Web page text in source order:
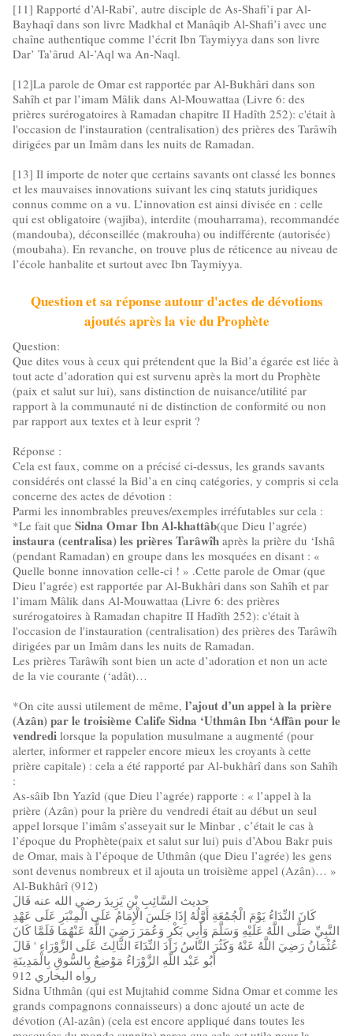
[11] Rapporté d’Al-Rabi’, autre disciple de As-Shafi’i par Al-
Bayhaqî dans son livre Madkhal et Manâqib Al-Shafi’i avec une
chaîne authentique comme l’écrit Ibn Taymiyya dans son livre
Dar’ Ta’ârud Al-’Aql wa An-Naql.
[12]La parole de Omar est rapportée par Al-Bukhâri dans son
Sahîh et par l’imam Mâlik dans Al-Mouwattaa (Livre 6: des
prières surérogatoires à Ramadan chapitre II Hadîth 252): c'était à
l'occasion de l'instauration (centralisation) des prières des Tarâwîh
dirigées par un Imâm dans les nuits de Ramadan.
[13] Il importe de noter que certains savants ont classé les bonnes
et les mauvaises innovations suivant les cinq statuts juridiques
connus comme on a vu. L’innovation est ainsi divisée en : celle
qui est obligatoire (wajiba), interdite (mouharrama), recommandée
(mandouba), déconseillée (makrouha) ou indifférente (autorisée)
(moubaha). En revanche, on trouve plus de réticence au niveau de
l’école hanbalite et surtout avec Ibn Taymiyya.
Question et sa réponse autour d'actes de dévotions
ajoutés après la vie du Prophète
Question:
Que dites vous à ceux qui prétendent que la Bid’a égarée est liée à
tout acte d’adoration qui est survenu après la mort du Prophète
(paix et salut sur lui), sans distinction de nuisance/utilité par
rapport à la communauté ni de distinction de conformité ou non
par rapport aux textes et à leur esprit ?
Réponse :
Cela est faux, comme on a précisé ci-dessus, les grands savants
considérés ont classé la Bid’a en cinq catégories, y compris si cela
concerne des actes de dévotion :
Parmi les innombrables preuves/exemples irréfutables sur cela :
*Le fait que Sidna Omar Ibn Al-khattâb(que Dieu l’agrée)
instaura (centralisa) les prières Tarâwîh après la prière du ‘Ishâ
(pendant Ramadan) en groupe dans les mosquées en disant : «
Quelle bonne innovation celle-ci ! » .Cette parole de Omar (que
Dieu l’agrée) est rapportée par Al-Bukhâri dans son Sahîh et par
l’imam Mâlik dans Al-Mouwattaa (Livre 6: des prières
surérogatoires à Ramadan chapitre II Hadîth 252): c'était à
l'occasion de l'instauration (centralisation) des prières des Tarâwîh
dirigées par un Imâm dans les nuits de Ramadan.
Les prières Tarâwîh sont bien un acte d’adoration et non un acte
de la vie courante (‘adât)…
*On cite aussi utilement de même, l’ajout d’un appel à la prière
(Azân) par le troisième Calife Sidna ‘Uthmân Ibn ‘Affân pour le
vendredi lorsque la population musulmane a augmenté (pour
alerter, informer et rappeler encore mieux les croyants à cette
prière capitale) : cela a été rapporté par Al-bukhârî dans son Sahîh
:
As-sâib Ibn Yazîd (que Dieu l’agrée) rapporte : « l’appel à la
prière (Azân) pour la prière du vendredi était au début un seul
appel lorsque l’imâm s’asseyait sur le Minbar , c’était le cas à
l’époque du Prophète(paix et salut sur lui) puis d’Abou Bakr puis
de Omar, mais à l’époque de Uthmân (que Dieu l’agrée) les gens
sont devenus nombreux et il ajouta un troisième appel (Azân)… »
Al-Bukhârî (912)
حديث السَّائِبِ بْنِ يَزِيدَ رضي الله عنه قَالَ
كَانَ النِّدَاءُ يَوْمَ الْجُمُعَةِ أَوَّلُهُ إِذَا جَلَسَ الْإِمَامُ عَلَى الْمِنْبَرِ عَلَى عَهْدِ
النَّبِيِّ صَلَّى اللَّهُ عَلَيْهِ وَسَلَّمَ وَأَبِي بَكْرٍ وَعُمَرَ رَضِيَ اللَّهُ عَنْهُمَا فَلَمَّا كَانَ
عُثْمَانُ رَضِيَ اللَّهُ عَنْهُ وَكَثُرَ النَّاسُ زَادَ النِّدَاءَ الثَّالِثَ عَلَى الزَّوْرَاءِ ' قَالَ
أَبُو عَبْد اللَّهِ الزَّوْرَاءُ مَوْضِعٌ بِالسُّوقِ بِالْمَدِينَةِ
رواه البخاري 912
Sidna Uthmân (qui est Mujtahid comme Sidna Omar et comme les
grands compagnons connaisseurs) a donc ajouté un acte de
dévotion (Al-azân) (cela est encore appliqué dans toutes les